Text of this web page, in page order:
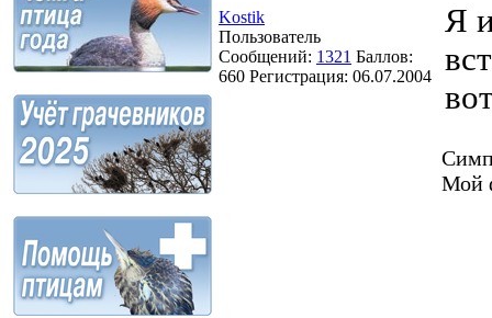
Kostik
Пользователь
Сообщений: 1321 Баллов:
660 Регистрация: 06.07.2004
Я
Мой